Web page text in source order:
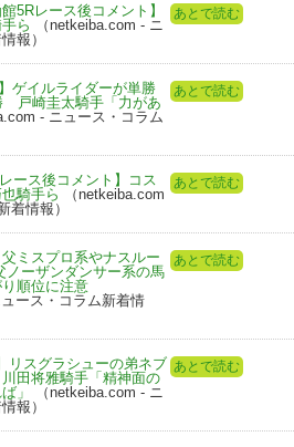
5Rレース後コメント】
ら
（netkeiba.com - ニ
報）
あとで読む
ゲイルライダーが単勝
戸崎圭太騎手「力があ
- ニュース・コラム
あとで読む
ース後コメント】コス
騎手ら
（netkeiba.com
着情報）
あとで読む
父ミスプロ系やナスルー
ノーザンダンサー系の馬
順位に注意
ース・コラム新着情
あとで読む
リスグラシューの弟ネブ
田将雅騎手「精神面の
」
（netkeiba.com - ニ
報）
あとで読む